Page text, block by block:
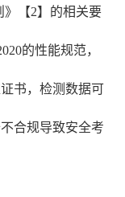
》【2】的相关要
的性能规范，
书，检测数据可
合规导致安全考